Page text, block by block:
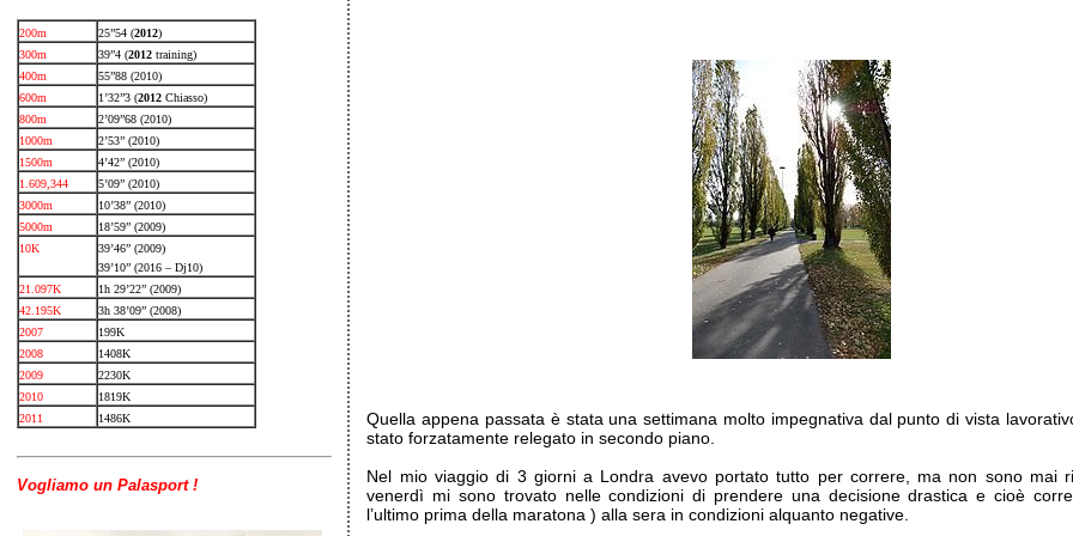
200m 25”54 (2012)
300m
39”4 (2012 training)
400m
55”88 (2010)
600m
1’32”3 (2012 Chiasso)
800m
2’09”68 (2010)
1000m
2’53” (2010)
1500m
4’42” (2010)
1.609,344
5’09” (2010)
3000m
10’38” (2010)
5000m
18’59” (2009)
10K
39’46” (2009)
39’10” (2016 – Dj10)
21.097K
1h 29’22” (2009)
42.195K
3h 38’09” (2008)
2007
199K
2008
1408K
2009
2230K
2010
1819K
2011
1486K
Vogliamo un Palasport !
Quella appena passata è stata una settimana molto impegnativa dal punto di vista
stato forzatamente relegato in secondo piano.
Nel mio viaggio di 3 giorni a Londra avevo portato tutto per correre, ma non sono mai
venerdì mi sono trovato nelle condizioni di prendere una decisione drastica e cioè
l’ultimo prima della maratona ) alla sera in condizioni alquanto negative.